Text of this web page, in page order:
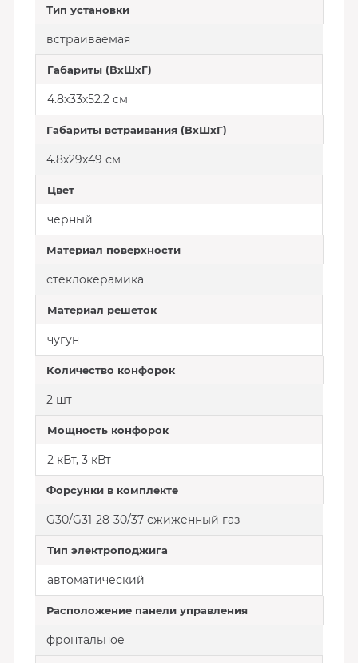
Тип установки
встраиваемая
Габариты (ВхШхГ)
4.8х33х52.2 см
Габариты встраивания (ВхШхГ)
4.8х29х49 см
Цвет
чёрный
Материал поверхности
стеклокерамика
Материал решеток
чугун
Количество конфорок
2 шт
Мощность конфорок
2 кВт, 3 кВт
Форсунки в комплекте
G30/G31-28-30/37 сжиженный газ
Тип электроподжига
автоматический
Расположение панели управления
фронтальное